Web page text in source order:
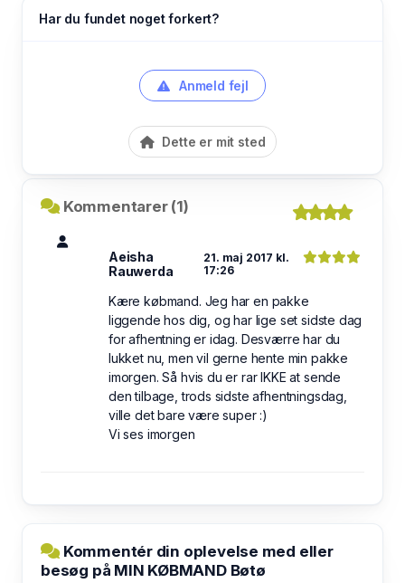
Har du fundet noget forkert?
Anmeld fejl
Dette er mit sted
Kommentarer (1)
Aeisha
Rauwerda
21. maj 2017 kl.
17:26
Kære købmand. Jeg har en pakke
liggende hos dig, og har lige set sidste dag
for afhentning er idag. Desværre har du
lukket nu, men vil gerne hente min pakke
imorgen. Så hvis du er rar IKKE at sende
den tilbage, trods sidste afhentningsdag,
ville det bare være super :)
Vi ses imorgen
Kommentér din oplevelse med eller
besøg på MIN KØBMAND Bøtø